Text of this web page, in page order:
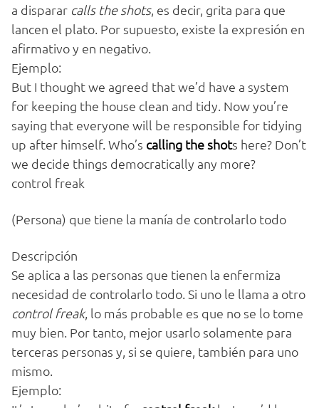
a disparar calls the shots, es decir, grita para que
lancen el plato. Por supuesto, existe la expresión en
afirmativo y en negativo.
Ejemplo:
But I thought we agreed that we’d have a system
for keeping the house clean and tidy. Now you’re
saying that everyone will be responsible for tidying
up after himself. Who’s calling the shots here? Don’t
we decide things democratically any more?
control freak
(Persona) que tiene la manía de controlarlo todo
Descripción
Se aplica a las personas que tienen la enfermiza
necesidad de controlarlo todo. Si uno le llama a otro
control freak, lo más probable es que no se lo tome
muy bien. Por tanto, mejor usarlo solamente para
terceras personas y, si se quiere, también para uno
mismo.
Ejemplo: